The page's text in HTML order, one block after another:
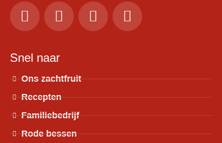
Snel naar
Ons zachtfruit
Recepten
Familiebedrijf
Rode bessen